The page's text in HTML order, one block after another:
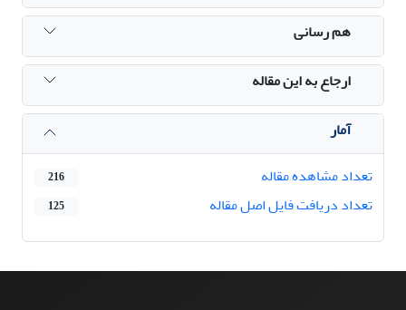
هم رسانی
ارجاع به این مقاله
آمار
تعداد مشاهده مقاله
216
تعداد دریافت فایل اصل مقاله 125